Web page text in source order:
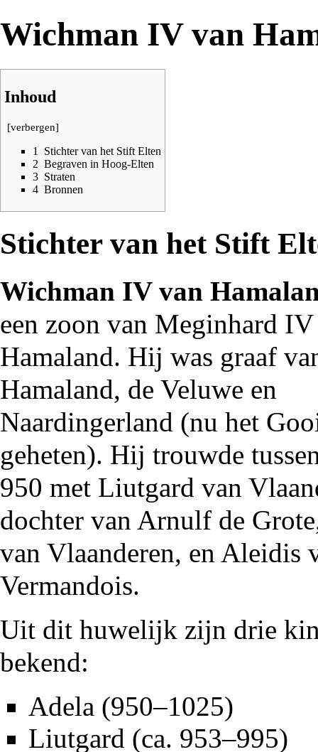
Wichman IV van
Inhoud
[verbergen]
1
Stichter van het Stift Elten
2 Begraven in Hoog-Elten
3 Straten
4 Bronnen
Stichter van het Stift
Wichman IV van
een zoon van Meginhard IV
Hamaland. Hij was graaf
Hamaland, de Veluwe en
Naardingerland (nu het
geheten). Hij trouwde
950 met Liutgard van
dochter van Arnulf de
van Vlaanderen, en Aleidis
Vermandois.
Uit dit huwelijk zijn drie
bekend:
Adela (950–1025)
Liutgard (ca. 953–995)